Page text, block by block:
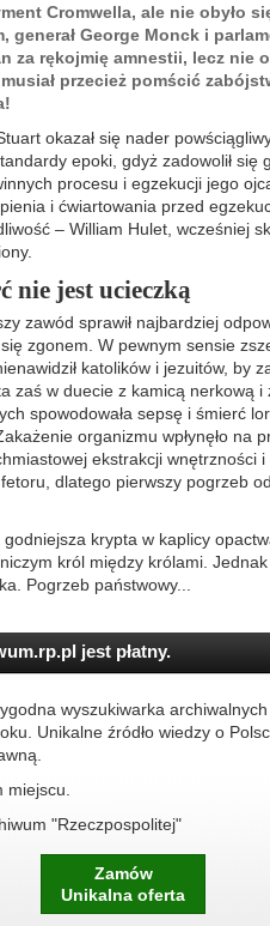
Cromwella, ale nie obyło
generał George Monck i
za rękojmię amnestii, lecz nie
musiał przecież pomścić
okazał się nader
epoki, gdyż zadowolił się
procesu i egzekucji jego
i ćwiartowania przed
– William Hulet, wcześniej
nie jest ucieczką
zawód sprawił najbardziej
się zgonem. W pewnym sensie
katolików i jezuitów, by
zaś w duecie z kamicą nerkową
spowodowała sepsę i śmierć
organizmu wpłynęło na
ekstrakcji wnętrzności
dlatego pierwszy pogrzeb
krypta w kaplicy
król między królami. Jednak
Pogrzeb państwowy...
jest płatny.
wyszukiwarka
Unikalne źródło wiedzy o
"Rzeczpospolitej"
Zamów
Unikalna oferta